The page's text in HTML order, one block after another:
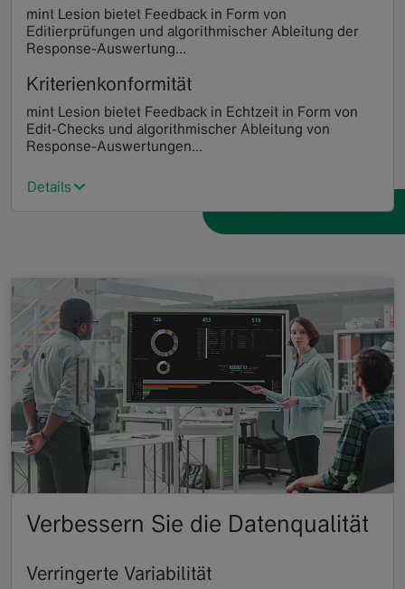
mint Lesion bietet Feedback in Form von
Editierprüfungen und algorithmischer Ableitung der
Response-Auswertung...
Kriterienkonformität
mint Lesion bietet Feedback in Echtzeit in Form von
Edit-Checks und algorithmischer Ableitung von
Response-Auswertungen...
Details
Verbessern Sie die Datenqualität
Verringerte Variabilität